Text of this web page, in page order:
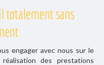
totalement sans
engager avec nous sur le
des prestations